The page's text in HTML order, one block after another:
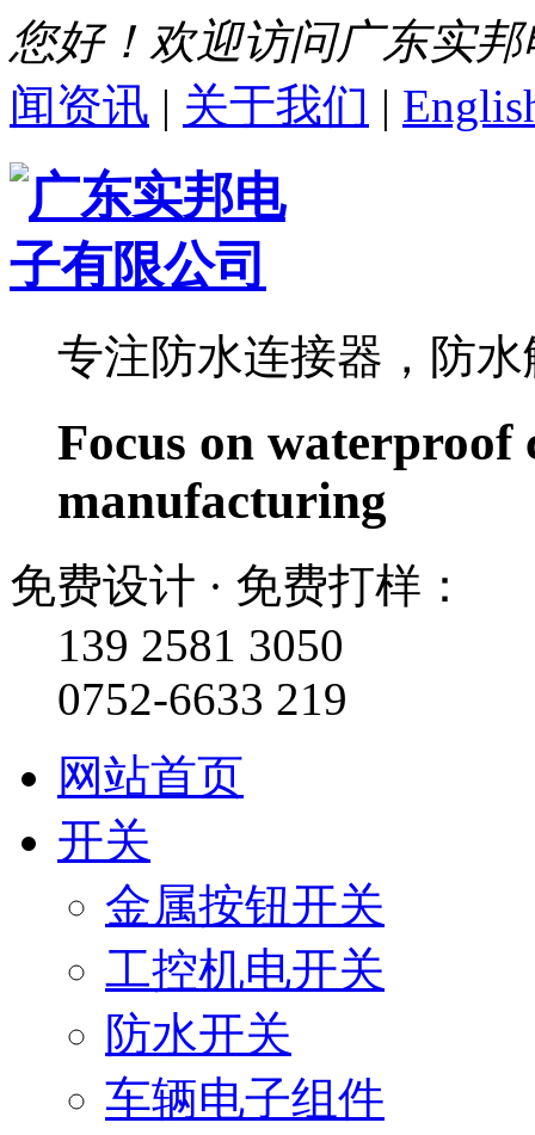
您好！欢迎访问广东实
闻资讯 | 关于我们 |
专注防水连接器，防
Focus on waterproof
manufacturing
免费设计 · 免费打样：
139 2581 3050
0752-6633 219
网站首页
开关
金属按钮开关
工控机电开关
防水开关
车辆电子组件